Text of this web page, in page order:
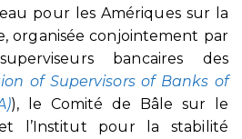
pour les Amériques sur la
organisée conjointement par
bancaires des
of Supervisors of Banks of
), le Comité de Bâle sur le
l’Institut pour la stabilité